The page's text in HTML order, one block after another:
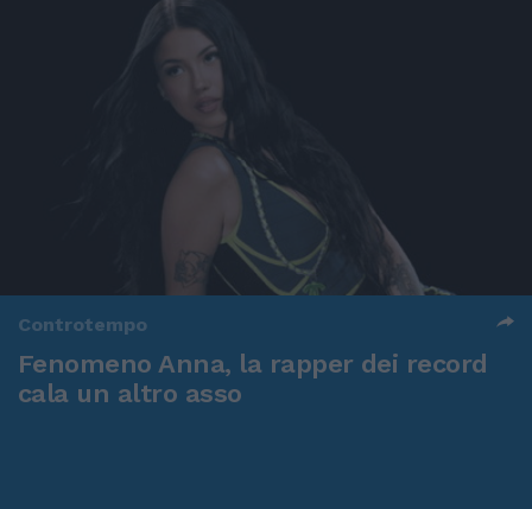
Controtempo
Fenomeno Anna, la rapper dei record
cala un altro asso